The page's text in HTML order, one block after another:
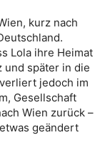
kurz nach
Lola ihre Heimat
später in die
jedoch im
Gesellschaft
Wien zurück –
geändert